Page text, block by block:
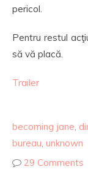
pericol.
Pentru restul
să vă placă.
Trailer
becoming jane,
bureau, unknown
29 Comments